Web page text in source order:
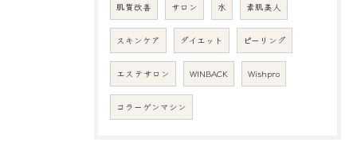
肌質改善 サロン 水 素肌美人
スキンケア ダイエット ピーリング
エステサロン WINBACK Wishpro
コラーゲンマシン